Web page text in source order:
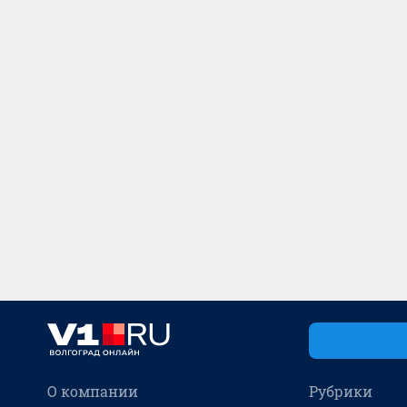
О компании Рубрики